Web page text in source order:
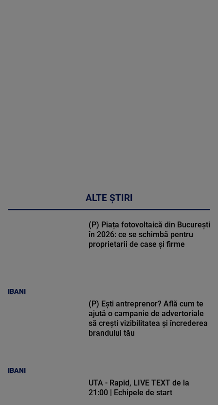
ALTE ȘTIRI
IBANI
(P) Piața fotovoltaică din București
în 2026: ce se schimbă pentru
proprietarii de case și firme
IBANI
(P) Ești antreprenor? Află cum te
ajută o campanie de advertoriale
să crești vizibilitatea și încrederea
brandului tău
UTA - Rapid, LIVE TEXT de la
21:00 | Echipele de start